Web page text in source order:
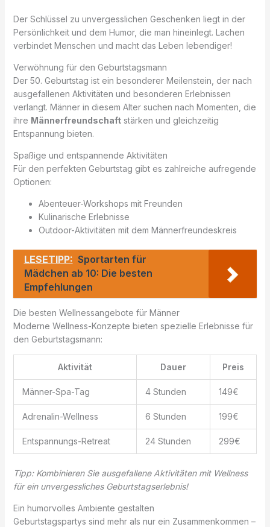
Der Schlüssel zu unvergesslichen Geschenken liegt in der
Persönlichkeit und dem Humor, die man hineinlegt. Lachen
verbindet Menschen und macht das Leben lebendiger!
Verwöhnung für den Geburtstagsmann
Der 50. Geburtstag ist ein besonderer Meilenstein, der nach
ausgefallenen Aktivitäten und besonderen Erlebnissen
verlangt. Männer in diesem Alter suchen nach Momenten, die
ihre Männerfreundschaftstärken und gleichzeitig
Entspannung bieten.
Spaßige und entspannende Aktivitäten
Für den perfekten Geburtstag gibt es zahlreiche aufregende
Optionen:
Abenteuer-Workshops mit Freunden
Kulinarische Erlebnisse
Outdoor-Aktivitäten mit dem Männerfreundeskreis
LESETIPP: Sportarten für
Mädchen ab 10: Die besten
Empfehlungen
Die besten Wellnessangebote für Männer
Moderne Wellness-Konzepte bieten spezielle Erlebnisse für
den Geburtstagsmann:
Aktivität Dauer Preis
Männer-Spa-Tag 4 Stunden 149€
Adrenalin-Wellness 6 Stunden 199€
Entspannungs-Retreat 24 Stunden 299€
Tipp: Kombinieren Sie ausgefallene Aktivitäten mit Wellness
für ein unvergessliches Geburtstagserlebnis!
Ein humorvolles Ambiente gestalten
Geburtstagspartys sind mehr als nur ein Zusammenkommen –